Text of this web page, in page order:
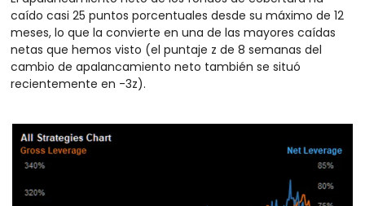
caído casi 25 puntos porcentuales desde su máximo de 12
meses, lo que la convierte en una de las mayores caídas
netas que hemos visto (el puntaje z de 8 semanas del
cambio de apalancamiento neto también se situó
recientemente en -3z).